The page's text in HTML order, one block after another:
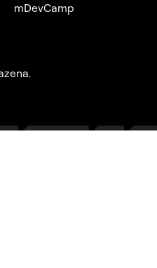
mDevCamp